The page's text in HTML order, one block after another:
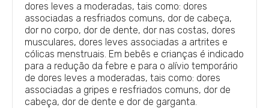
dores leves a moderadas, tais como: dores
associadas a resfriados comuns, dor de cabeça,
dor no corpo, dor de dente, dor nas costas, dores
musculares, dores leves associadas a artrites e
cólicas menstruais. Em bebês e crianças é indicado
para a redução da febre e para o alívio temporário
de dores leves a moderadas, tais como: dores
associadas a gripes e resfriados comuns, dor de
cabeça, dor de dente e dor de garganta.